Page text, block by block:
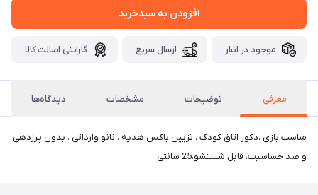
افزودن به سبدخرید
موجود در انبار ارسال سریع گارانتی اصالت کالا
معرفی توضیحات مشخصات دیدگاه‌ها
مناسب بازی ،دکور اتاق کودک ، تزیین باکس هدیه ، نانو وارداتی ، بدون پرزدهی
و ضد حساسیت، قابل شستشو،25 سانتی